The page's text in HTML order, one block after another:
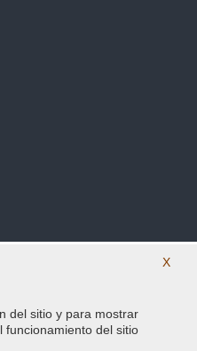
SÍguenos en nuestras redes sociales
X
del sitio y para mostrar
funcionamiento del sitio